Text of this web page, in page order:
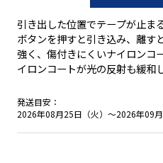
引き出した位置でテープが止ま
ボタンを押すと引き込み、離す
強く、傷付きにくいナイロンコ
イロンコートが光の反射も緩
止コード取付可能なシャフト
ーで本体を保護 ●ショックアブ
５mmピッチ表示付 ●０点補正
発送目安：
2026年08月25日（火）～2026年09月